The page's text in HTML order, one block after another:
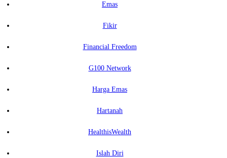
Emas
Fikir
Financial Freedom
G100 Network
Harga Emas
Hartanah
HealthisWealth
Islah Diri